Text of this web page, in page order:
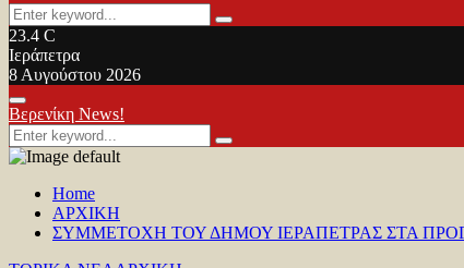
Search
for:
Search
23.4 C
Ιεράπετρα
8 Αυγούστου 2026
Facebook
Twitter
Youtube
Primary
Menu
Βερενίκη News!
Search
for:
Search
Home
ΑΡΧΙΚΗ
ΣΥΜΜΕΤΟΧΗ ΤΟΥ ΔΗΜΟΥ ΙΕΡΑΠΕΤΡΑΣ ΣΤΑ